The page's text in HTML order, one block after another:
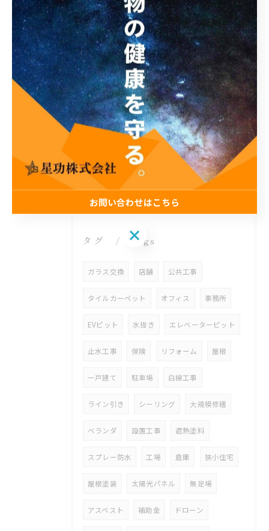
2026/08/06
工場の暑さ対策に！遮熱塗料「アドクールAQUA」施工前の温度測定を設置
2026/08/05
🌻夏季休業のお知らせ🌻
2026/07/31
足場が組めない場所でも施工可能！ロープアクセス工法の特徴と対応できる工事
タグ Tags
ガラス交換 店舗 公共工事
タイルカーペット オフィス 事務所
EVピット 水抜き エレベーターピット
止水工事 保険 リフォーム 屋根
一戸建て 駐車場 白線工事
ライン引き シーリング 大規模修繕
ベランダ 設置工事 遮熱塗料
スプレー防水 工場 倉庫 狭小住宅
屋根塗装 太陽光パネル 無足場
アスベスト 補助金 ドローン
お問い合わせはこちら
お問い合わせはこちら